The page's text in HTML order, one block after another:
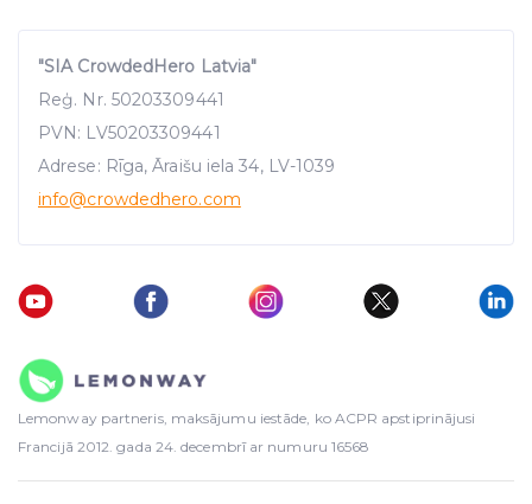
"SIA CrowdedHero Latvia"
Reģ. Nr. 50203309441
PVN: LV50203309441
Adrese: Rīga, Āraišu iela 34, LV-1039
info@crowdedhero.com
Lemonway partneris, maksājumu iestāde, ko ACPR apstiprinājusi
Francijā 2012. gada 24. decembrī ar numuru 16568